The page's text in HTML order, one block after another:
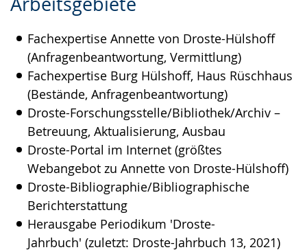
Fachexpertise Annette von Droste-Hülshoff
(Anfragenbeantwortung, Vermittlung)
Fachexpertise Burg Hülshoff, Haus Rüschhaus
(Bestände, Anfragenbeantwortung)
Droste-Forschungsstelle/Bibliothek/Archiv –
Betreuung, Aktualisierung, Ausbau
Droste-Portal im Internet (größtes
Webangebot zu Annette von Droste-Hülshoff)
Droste-Bibliographie/Bibliographische
Berichterstattung
Herausgabe Periodikum 'Droste-
Jahrbuch' (zuletzt: Droste-Jahrbuch 13, 2021)
Leichten
wechseln.
Audio-
Video
Deutscher
Gebärdensprache
wird
angezeigt.